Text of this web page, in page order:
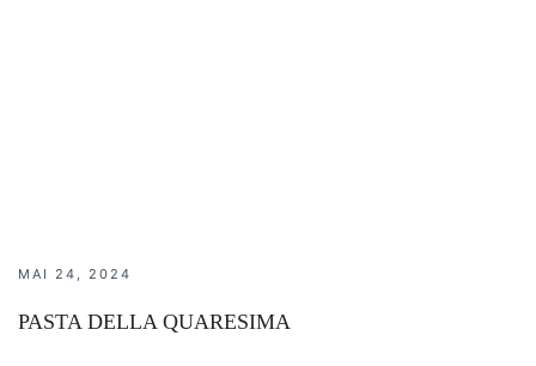
MAI 24, 2024
PASTA DELLA QUARESIMA